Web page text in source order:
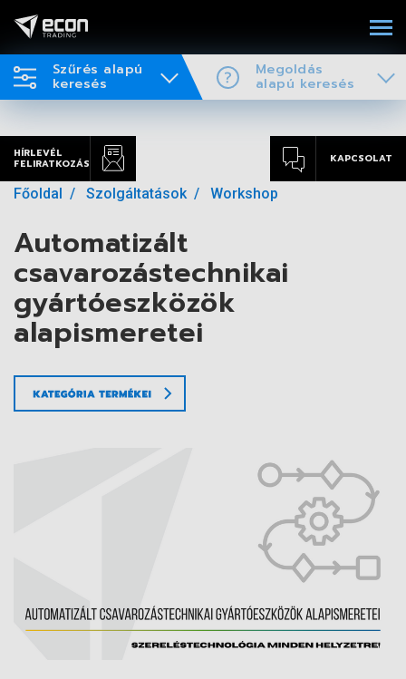
Szűrés alapú
keresés
Megoldás
alapú keresés
HÍRLEVÉL
FELIRATKOZÁS
KAPCSOLAT
Főoldal Szolgáltatások Workshop
Automatizált
csavarozástechnikai
gyártóeszközök
alapismeretei